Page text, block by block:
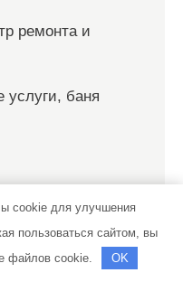
ремонта и
услуги, баня
cookie для улучшения
пользоваться сайтом, вы
файлов cookie.
OK